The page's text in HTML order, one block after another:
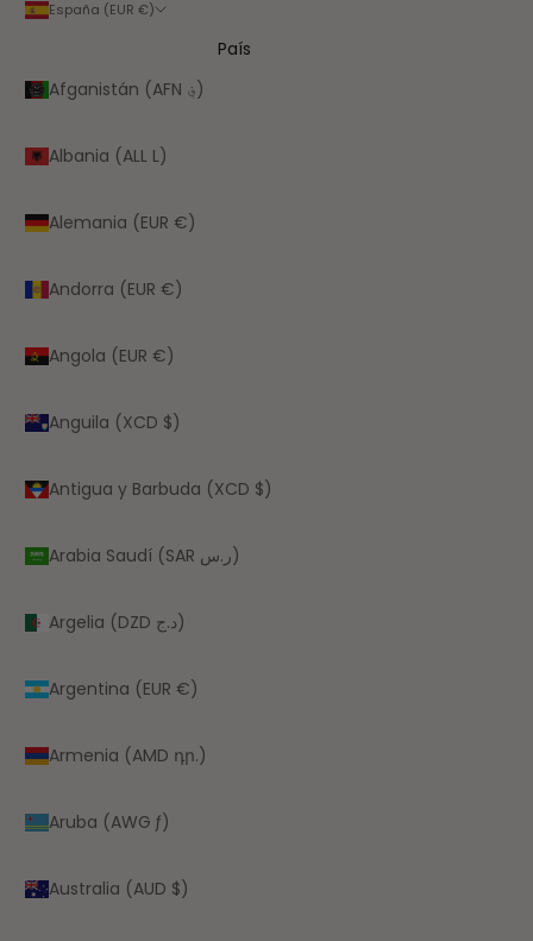
España (EUR €)
País
Afganistán (AFN ؋)
Albania (ALL L)
Alemania (EUR €)
Andorra (EUR €)
Angola (EUR €)
Anguila (XCD $)
Antigua y Barbuda (XCD $)
Arabia Saudí (SAR ر.س)
Argelia (DZD د.ج)
Argentina (EUR €)
Armenia (AMD դր.)
Aruba (AWG ƒ)
Australia (AUD $)